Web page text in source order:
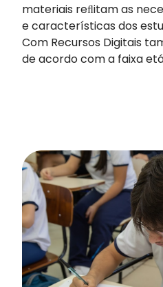
materiais reﬂitam as
e características dos
Com Recursos Digitais
de acordo com a faixa